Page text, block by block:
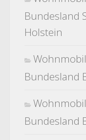
Bundesland
Holstein
Bundesland
Bundesland